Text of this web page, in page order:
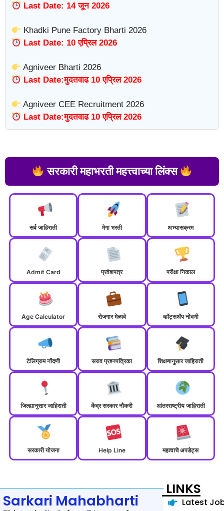
Last Date: 14 जून 2026
Khadki Pune Factory Bharti 2026
Last Date: 10 एप्रिल 2026
Agniveer Bharti 2026
Last Date:मुदतवाढ 10 एप्रिल 2026
Agniveer CEE Recruitment 2026
Last Date:मुदतवाढ 10 एप्रिल 2026
सरकारी महाभरती महत्त्वाच्या लिंक्स
सर्व जाहिराती मेगा भरती अभ्यासक्रम
Admit Card प्रवेशपत्र परीक्षा निकाल
Age Calculator रोजगार मेळावे व्हॉट्सॲप नोंदणी
टेलिग्राम नोंदणी सराव प्रश्नपत्रिका शिक्षणानुसार जाहिराती
जिल्ह्यानुसार जाहिराती केंद्र सरकार नौकरी आंतरराष्ट्रीय जाहिराती
सरकारी योजना Help Line महत्वाचे अपडेट्स
Sarkari Mahabharti
LINKS
Latest